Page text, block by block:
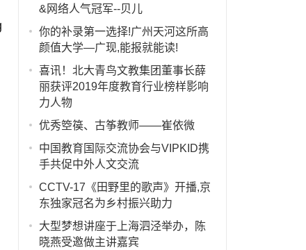
&网络人气冠军--贝儿
你的补录第一选择!广州天河这所高
颜值大学—广现,能报就能读!
喜讯！北大青鸟文教集团董事长薛
丽获评2019年度教育行业榜样影响
力人物
优秀箜篌、古筝教师——崔依微
中国教育国际交流协会与VIPKID携
手共促中外人文交流
CCTV-17《田野里的歌声》开播,京
东独家冠名为乡村振兴助力
大型梦想讲座于上海泗泾举办，陈
晓燕受邀做主讲嘉宾